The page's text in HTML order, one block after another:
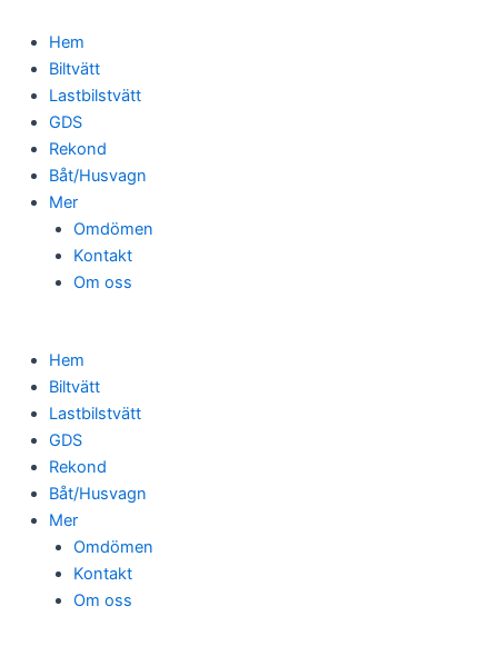
Hem
Biltvätt
Lastbilstvätt
GDS
Rekond
Båt/Husvagn
Mer
Omdömen
Kontakt
Om oss
Hem
Biltvätt
Lastbilstvätt
GDS
Rekond
Båt/Husvagn
Mer
Omdömen
Kontakt
Om oss